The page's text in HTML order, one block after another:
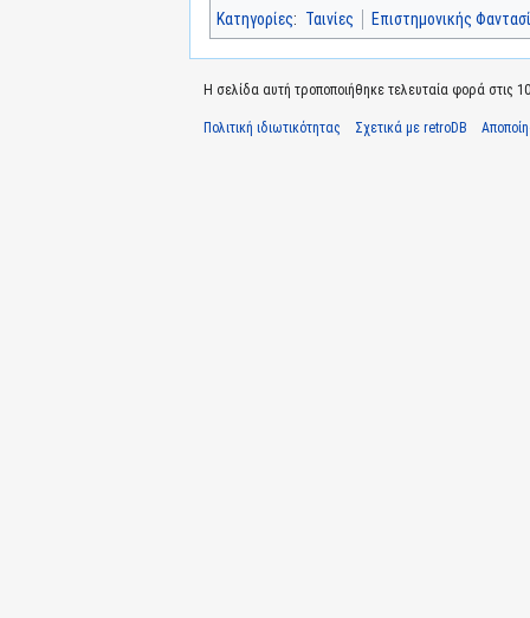
Κατηγορίες: Ταινίες Επιστημονικής
Η σελίδα αυτή τροποποιήθηκε τελευταία φορά στις
Πολιτική ιδιωτικότητας Σχετικά με retroDB